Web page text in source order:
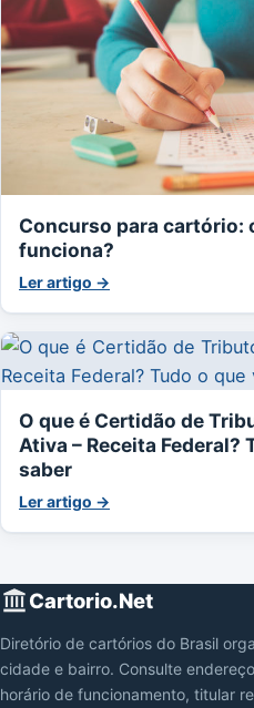
Concurso para cartório:
funciona?
Ler artigo →
O que é Certidão de
Ativa – Receita Federal?
saber
Ler artigo →
Cartorio.Net
Diretório de cartórios do Brasil
cidade e bairro. Consulte
horário de funcionamento, titular